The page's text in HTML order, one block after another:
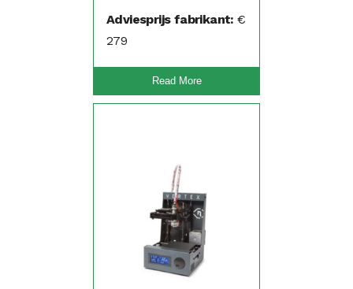
Adviesprijs fabrikant:€
279
Read More